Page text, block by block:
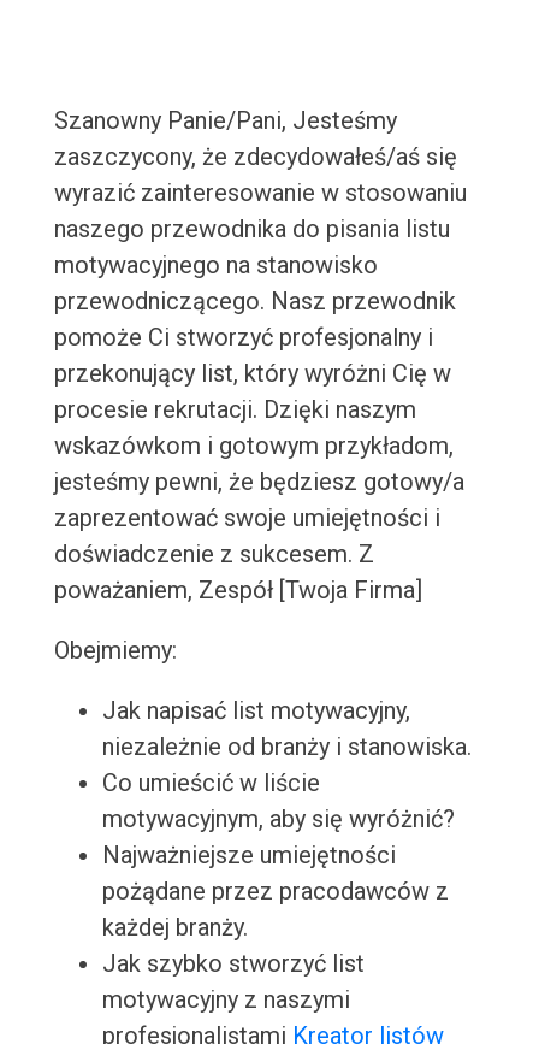
Szanowny Panie/Pani, Jesteśmy
zaszczycony, że zdecydowałeś/aś się
wyrazić zainteresowanie w stosowaniu
naszego przewodnika do pisania listu
motywacyjnego na stanowisko
przewodniczącego. Nasz przewodnik
pomoże Ci stworzyć profesjonalny i
przekonujący list, który wyróżni Cię w
procesie rekrutacji. Dzięki naszym
wskazówkom i gotowym przykładom,
jesteśmy pewni, że będziesz gotowy/a
zaprezentować swoje umiejętności i
doświadczenie z sukcesem. Z
poważaniem, Zespół [Twoja Firma]
Obejmiemy:
Jak napisać list motywacyjny,
niezależnie od branży i stanowiska.
Co umieścić w liście
motywacyjnym, aby się wyróżnić?
Najważniejsze umiejętności
pożądane przez pracodawców z
każdej branży.
Jak szybko stworzyć list
motywacyjny z naszymi
profesjonalistami Kreator listów